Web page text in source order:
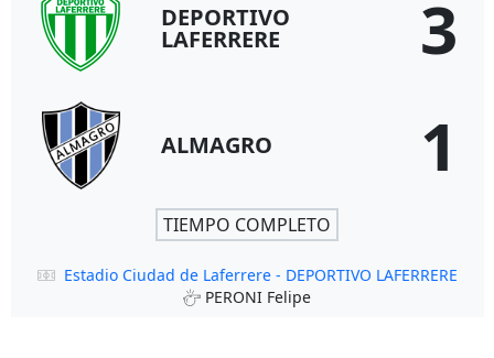
DEPORTIVO
LAFERRERE 3
ALMAGRO 1
TIEMPO COMPLETO
Estadio Ciudad de Laferrere - DEPORTIVO LAFERRERE
PERONI Felipe